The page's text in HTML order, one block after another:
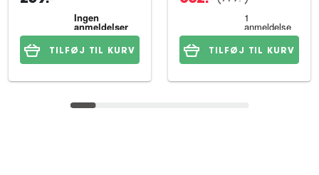
TILFØJ TIL KURV TILFØJ TIL KURV